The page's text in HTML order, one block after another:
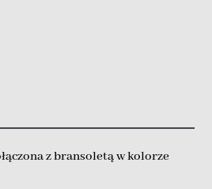
z bransoletą w kolorze